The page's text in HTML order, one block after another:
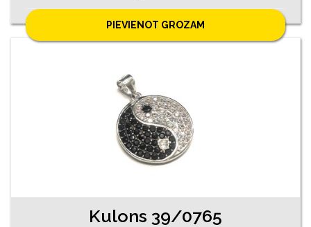
PIEVIENOT GROZAM
Kulons 39/0765